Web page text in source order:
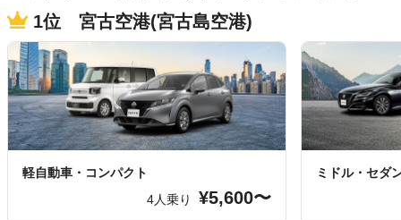
1位 宮古空港(宮古島空港)
軽自動車・コンパクト
4人乗り
¥5,600〜
ミドル・セダ